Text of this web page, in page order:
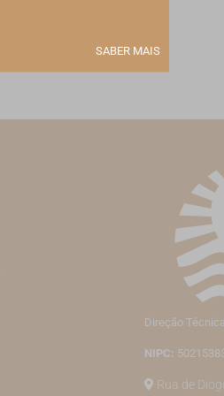
Direção
NIPC:
Rua de
SABER MAIS